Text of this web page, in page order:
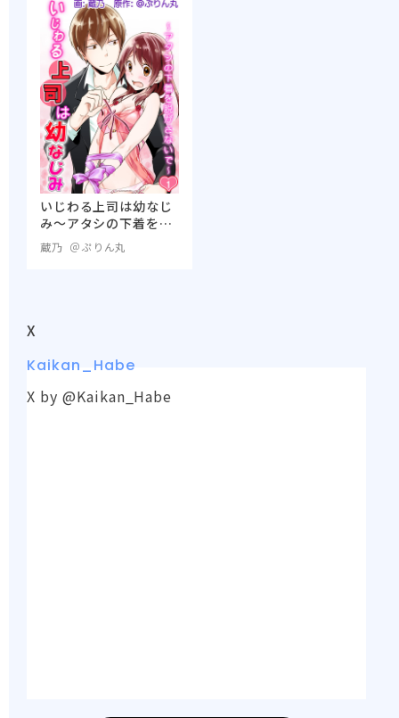
いじわる上司は幼なじ
み～アタシの下着を脱
がさないで～
蔵乃 ＠ぷりん丸
X
Kaikan_Habe
X by @Kaikan_Habe